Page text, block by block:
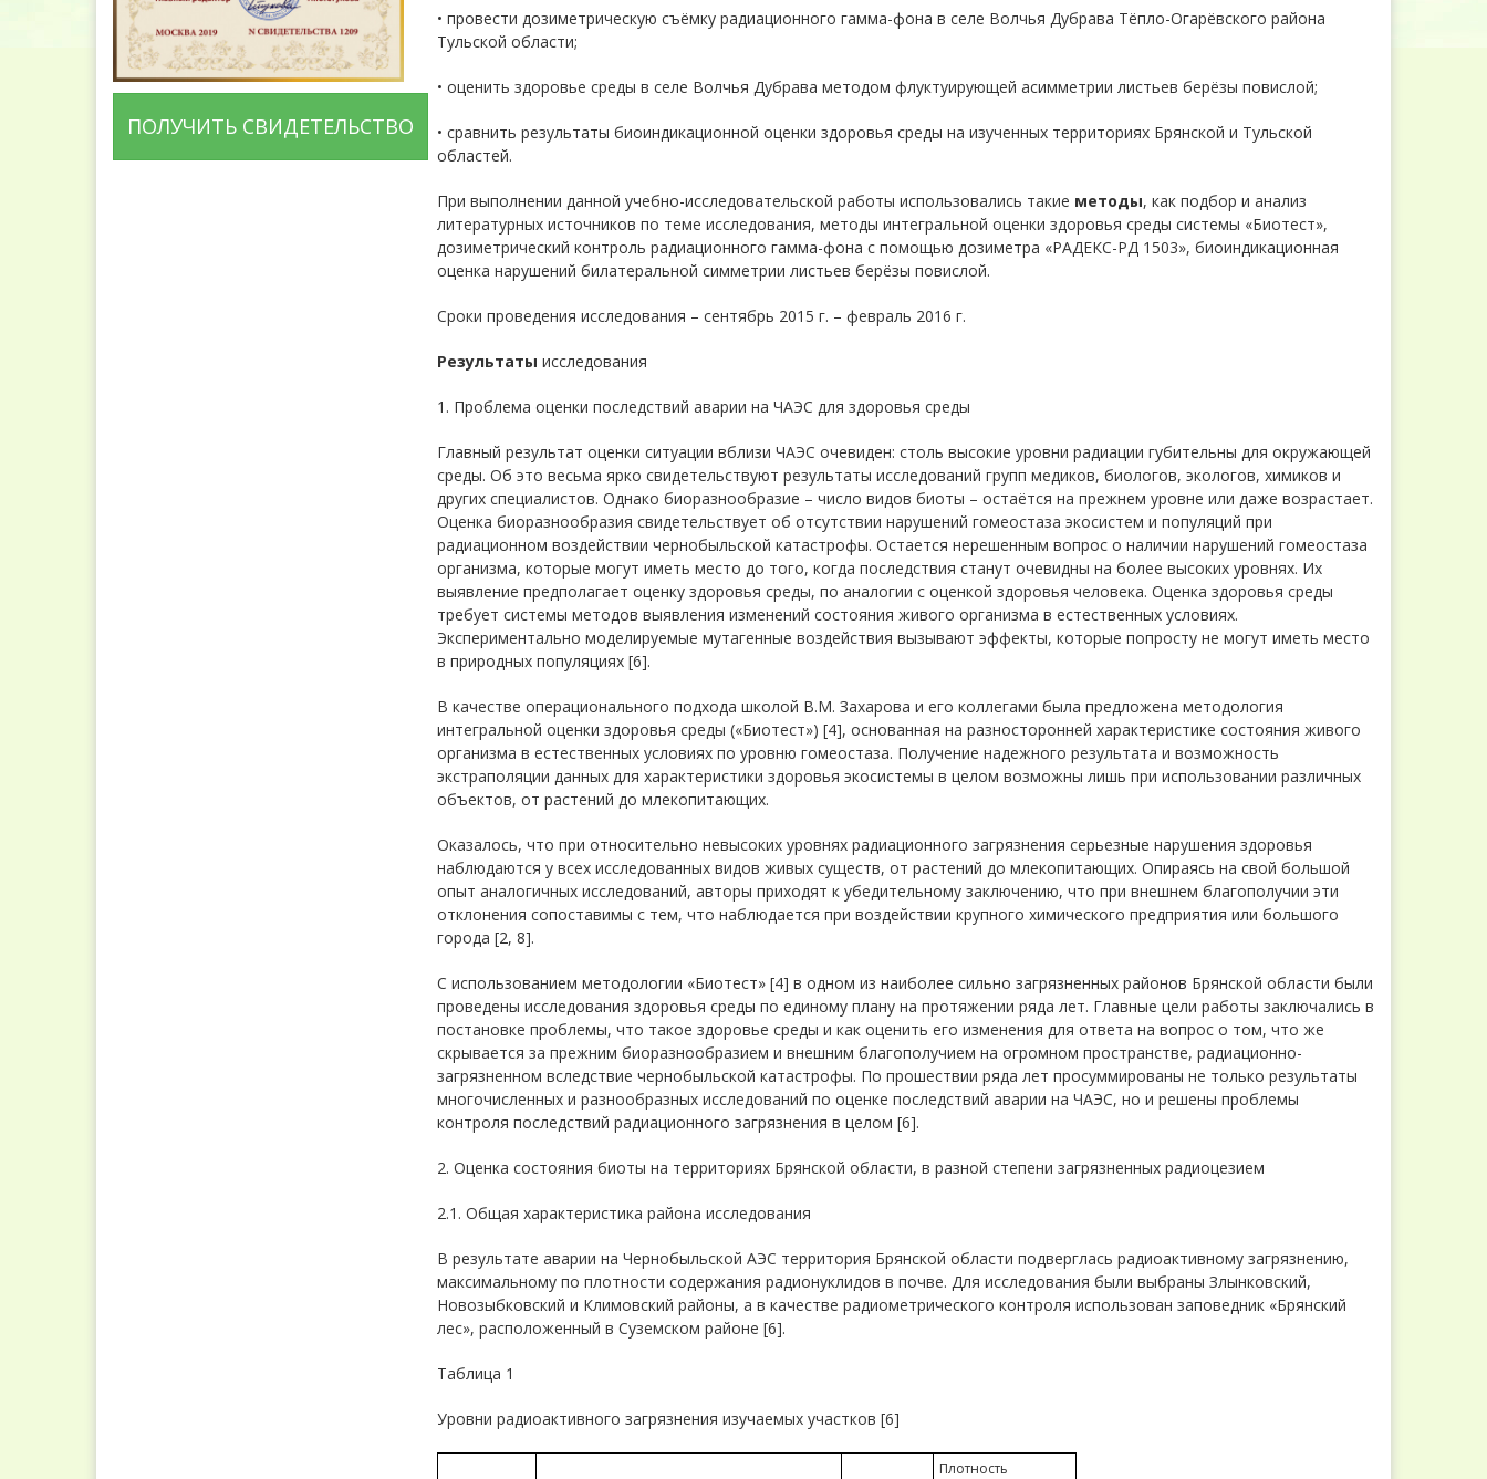
ПОЛУЧИТЬ СВИДЕТЕЛЬСТВО
• провести дозиметрическую съёмку радиационного гамма-фона в селе Волчья Дубрава Тёпло-Огарёвского района
Тульской области;
• оценить здоровье среды в селе Волчья Дубрава методом флуктуирующей асимметрии листьев берёзы повислой;
• сравнить результаты биоиндикационной оценки здоровья среды на изученных территориях Брянской и Тульской
областей.
При выполнении данной учебно-исследовательской работы использовались такие методы, как подбор и анализ
литературных источников по теме исследования, методы интегральной оценки здоровья среды системы «Биотест»,
дозиметрический контроль радиационного гамма-фона с помощью дозиметра «РАДЕКС-РД 1503», биоиндикационная
оценка нарушений билатеральной симметрии листьев берёзы повислой.
Сроки проведения исследования – сентябрь 2015 г. – февраль 2016 г.
Результаты исследования
1. Проблема оценки последствий аварии на ЧАЭС для здоровья среды
Главный результат оценки ситуации вблизи ЧАЭС очевиден: столь высокие уровни радиации губительны для окружающей
среды. Об это весьма ярко свидетельствуют результаты исследований групп медиков, биологов, экологов, химиков и
других специалистов. Однако биоразнообразие – число видов биоты – остаётся на прежнем уровне или даже возрастает.
Оценка биоразнообразия свидетельствует об отсутствии нарушений гомеостаза экосистем и популяций при
радиационном воздействии чернобыльской катастрофы. Остается нерешенным вопрос о наличии нарушений гомеостаза
организма, которые могут иметь место до того, когда последствия станут очевидны на более высоких уровнях. Их
выявление предполагает оценку здоровья среды, по аналогии с оценкой здоровья человека. Оценка здоровья среды
требует системы методов выявления изменений состояния живого организма в естественных условиях.
Экспериментально моделируемые мутагенные воздействия вызывают эффекты, которые попросту не могут иметь место
в природных популяциях [6].
В качестве операционального подхода школой В.М. Захарова и его коллегами была предложена методология
интегральной оценки здоровья среды («Биотест») [4], основанная на разносторонней характеристике состояния живого
организма в естественных условиях по уровню гомеостаза. Получение надежного результата и возможность
экстраполяции данных для характеристики здоровья экосистемы в целом возможны лишь при использовании различных
объектов, от растений до млекопитающих.
Оказалось, что при относительно невысоких уровнях радиационного загрязнения серьезные нарушения здоровья
наблюдаются у всех исследованных видов живых существ, от растений до млекопитающих. Опираясь на свой большой
опыт аналогичных исследований, авторы приходят к убедительному заключению, что при внешнем благополучии эти
отклонения сопоставимы с тем, что наблюдается при воздействии крупного химического предприятия или большого
города [2, 8].
С использованием методологии «Биотест» [4] в одном из наиболее сильно загрязненных районов Брянской области были
проведены исследования здоровья среды по единому плану на протяжении ряда лет. Главные цели работы заключались в
постановке проблемы, что такое здоровье среды и как оценить его изменения для ответа на вопрос о том, что же
скрывается за прежним биоразнообразием и внешним благополучием на огромном пространстве, радиационно-
загрязненном вследствие чернобыльской катастрофы. По прошествии ряда лет просуммированы не только результаты
многочисленных и разнообразных исследований по оценке последствий аварии на ЧАЭС, но и решены проблемы
контроля последствий радиационного загрязнения в целом [6].
2. Оценка состояния биоты на территориях Брянской области, в разной степени загрязненных радиоцезием
2.1. Общая характеристика района исследования
В результате аварии на Чернобыльской АЭС территория Брянской области подверглась радиоактивному загрязнению,
максимальному по плотности содержания радионуклидов в почве. Для исследования были выбраны Злынковский,
Новозыбковский и Климовский районы, а в качестве радиометрического контроля использован заповедник «Брянский
лес», расположенный в Суземском районе [6].
Таблица 1
Уровни радиоактивного загрязнения изучаемых участков [6]
Плотность